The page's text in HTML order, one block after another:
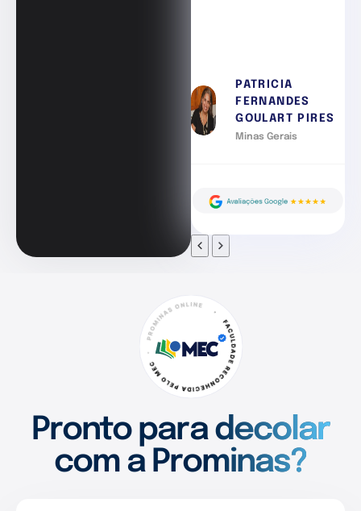
PATRICIA
FERNANDES
GOULART PIRES
Minas Gerais
Pronto para decolar
com a Prominas?